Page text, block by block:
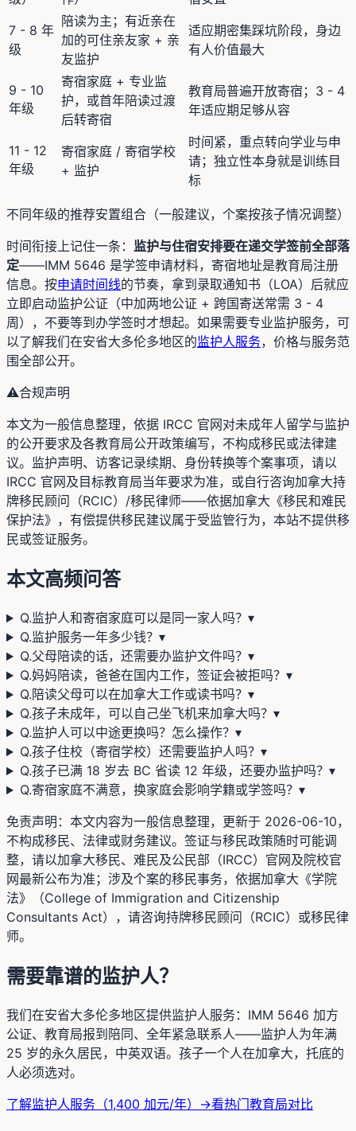
7 - 8 年
级
陪读为主；有近亲在
加的可住亲友家 + 亲
友监护
适应期密集踩坑阶段，身边
有人价值最大
9 - 10
年级
寄宿家庭 + 专业监
护，或首年陪读过渡
后转寄宿
教育局普遍开放寄宿；3 - 4
年适应期足够从容
11 - 12
年级
寄宿家庭 / 寄宿学校
+ 监护
时间紧，重点转向学业与申
请；独立性本身就是训练目
标
不同年级的推荐安置组合（一般建议，个案按孩子情况调整）
时间衔接上记住一条： 监护与住宿安排要在递交学签前全部落
定——IMM 5646 是学签申请材料，寄宿地址是教育局注册
信息。按申请时间线的节奏，拿到录取通知书（LOA）后就应
立即启动监护公证（中加两地公证 + 跨国寄送常需 3 - 4
周），不要等到办学签时才想起。如果需要专业监护服务，可
以了解我们在安省大多伦多地区的监护人服务，价格与服务范
围全部公开。
⚠️合规声明
本文为一般信息整理，依据 IRCC 官网对未成年人留学与监护
的公开要求及各教育局公开政策编写，不构成移民或法律建
议。监护声明、访客记录续期、身份转换等个案事项，请以
IRCC 官网及目标教育局当年要求为准，或自行咨询加拿大持
牌移民顾问（RCIC）/移民律师——依据加拿大《移民和难民
保护法》，有偿提供移民建议属于受监管行为，本站不提供移
民或签证服务。
本文高频问答
Q.监护人和寄宿家庭可以是同一家人吗？ ▾
Q.监护服务一年多少钱？ ▾
Q.父母陪读的话，还需要办监护文件吗？ ▾
Q.妈妈陪读，爸爸在国内工作，签证会被拒吗？ ▾
Q.陪读父母可以在加拿大工作或读书吗？ ▾
Q.孩子未成年，可以自己坐飞机来加拿大吗？ ▾
Q.监护人可以中途更换吗？怎么操作？ ▾
Q.孩子住校（寄宿学校）还需要监护人吗？ ▾
Q.孩子已满 18 岁去 BC 省读 12 年级，还要办监护吗？ ▾
Q.寄宿家庭不满意，换家庭会影响学籍或学签吗？ ▾
免责声明：本文内容为一般信息整理，更新于 2026-06-10，
不构成移民、法律或财务建议。签证与移民政策随时可能调
整，请以加拿大移民、难民及公民部（IRCC）官网及院校官
网最新公布为准；涉及个案的移民事务，依据加拿大《学院
法》（College of Immigration and Citizenship
Consultants Act），请咨询持牌移民顾问（RCIC）或移民律
师。
需要靠谱的监护人？
我们在安省大多伦多地区提供监护人服务：IMM 5646 加方
公证、教育局报到陪同、全年紧急联系人——监护人为年满
25 岁的永久居民，中英双语。孩子一个人在加拿大，托底的
人必须选对。
了解监护人服务（1,400 加元/年）→看热门教育局对比